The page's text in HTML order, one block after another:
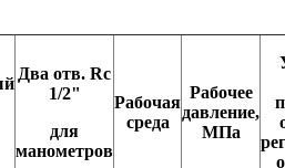
Два отв. Rс
1/2"
для
манометров
Рабочая
среда
Рабочее
давление,
МПа